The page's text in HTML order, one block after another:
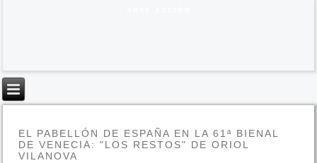
EL PABELLÓN DE ESPAÑA EN LA 61ª BIENAL
DE VENECIA: "LOS RESTOS" DE ORIOL
VILANOVA